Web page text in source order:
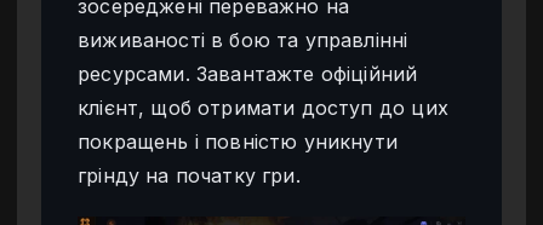
зосереджені переважно на
виживаності в бою та управлінні
ресурсами. Завантажте офіційний
клієнт, щоб отримати доступ до цих
покращень і повністю уникнути
грінду на початку гри.